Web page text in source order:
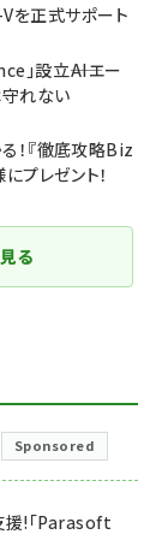
を正式サポート
設立――AIエー
れない
！『徹底攻略Biz
プレゼント！
る
Sponsored
!「Parasoft